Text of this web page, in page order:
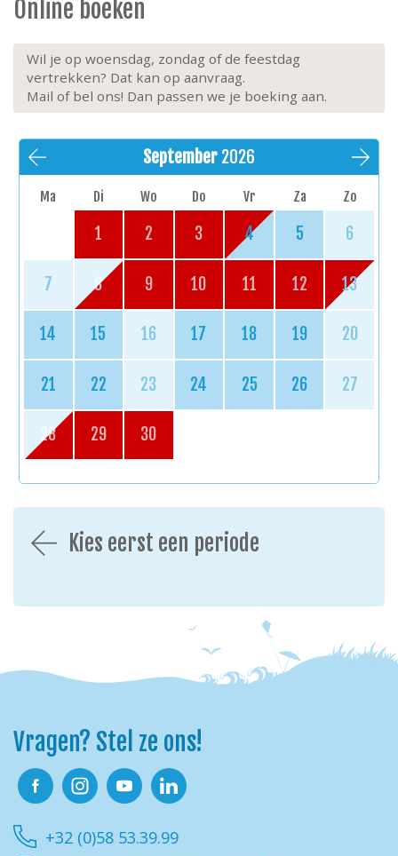
Online boeken
Wil je op woensdag, zondag of de feestdag
vertrekken? Dat kan op aanvraag.
Mail of bel ons! Dan passen we je boeking aan.
September 2026
Ma Di Wo Do Vr Za Zo
1 2 3 4 5 6
7 8 9 10 11 12 13
14 15 16 17 18 19 20
21 22 23 24 25 26 27
28 29 30
Kies eerst een periode
Vragen? Stel ze ons!
+32 (0)58 53.39.99